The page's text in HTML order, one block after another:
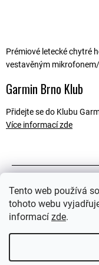
Tento web používá
tohoto webu
informací zde.
Prémiové letecké chytré
vestavěným
Garmin Brno Klub
Přidejte se do Klubu
Více informací zde
Související